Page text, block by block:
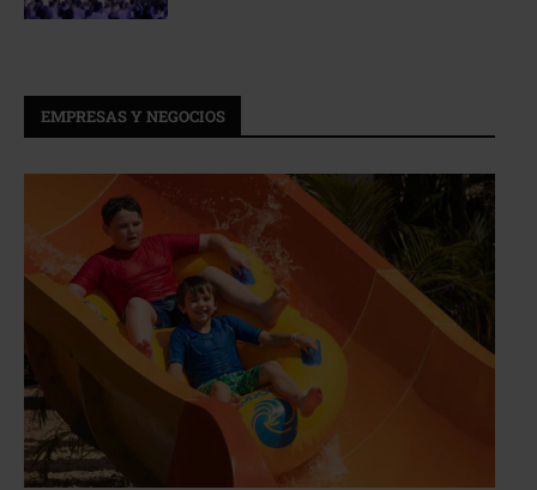
EMPRESAS Y NEGOCIOS